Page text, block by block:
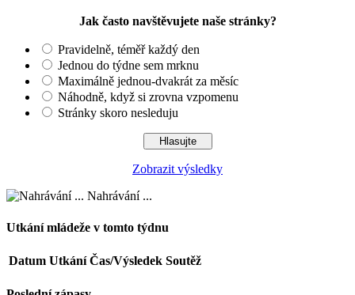
Jak často navštěvujete naše stránky?
Pravidelně, téměř každý den
Jednou do týdne sem mrknu
Maximálně jednou-dvakrát za měsíc
Náhodně, když si zrovna vzpomenu
Stránky skoro nesleduju
Zobrazit výsledky
Nahrávání ...
Utkání mládeže v tomto týdnu
Datum Utkání Čas/Výsledek Soutěž